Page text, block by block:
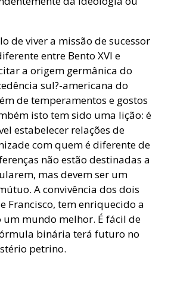
de viver a missão de sucessor
entre Bento XVI e
a origem germânica do
sul?-americana do
de temperamentos e gostos
isto tem sido uma lição: é
estabelecer relações de
com quem é diferente de
não estão destinadas a
mas devem ser um
A convivência dos dois
Francisco, tem enriquecido a
um mundo melhor. É fácil de
binária terá futuro no
petrino.